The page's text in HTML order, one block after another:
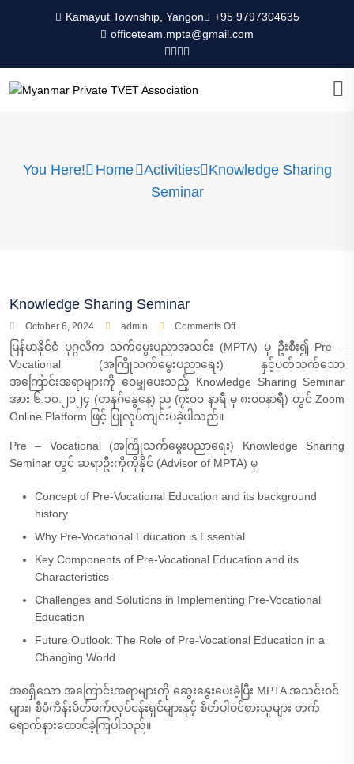
Kamayut Township, Yangon
+95 9797304635
officeteam.mpta@gmail.com
You Here! Home Activities
Knowledge Sharing
Seminar
Knowledge Sharing Seminar
October 6, 2024 admin Comments Off
မြန်မာနိုင်ငံ ပုဂ္ဂလိက သက်မွေးပညာအသင်း (MPTA) မှ ဦးစီး၍ Pre –
Vocational (အကြိုသက်မွေးပညာရေး) နှင့်ပတ်သက်သော
အကြောင်းအရာများကို ဝေမျှပေးသည့် Knowledge Sharing Seminar
အား ၆.၁၀.၂၀၂၄ (တနဂ်နွေနေ့) ည (၇း၀၀ နာရီ မှ ၈း၀၀နာရီ) တွင် Zoom
Online Platform ဖြင့် ပြုလုပ်ကျင်းပခဲ့ပါသည်။
Pre – Vocational (အကြိုသက်မွေးပညာရေး) Knowledge Sharing
Seminar တွင် ဆရာဦးကိုကိုနိုင် (Advisor of MPTA) မှ
Concept of Pre-Vocational Education and its background
history
Why Pre-Vocational Education is Essential
Key Components of Pre-Vocational Education and its
Characteristics
Challenges and Solutions in Implementing Pre-Vocational
Education
Future Outlook: The Role of Pre-Vocational Education in a
Changing World
အစရှိသော အကြောင်းအရာများကို ဆွေးနွေးပေးခဲ့ပြီး MPTA အသင်းဝင်
များ၊ စီမံကိန်းမိတ်ဖက်လုပ်ငန်းရှင်များနှင့် စိတ်ပါဝင်စားသူများ တက်
ရောက်နားထောင်ခဲ့ကြပါသည်။